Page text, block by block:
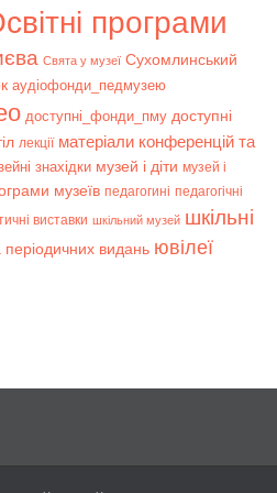
програми
Свята у музеї Сухомлинський
аудіофонди_педмузею
доступні_фонди_пму доступні
лекції матеріали конференцій та
знахідки музей і діти музей і
музеїв педагогині педагогічні
виставки шкільний музей шкільні
періодичних видань ювілеї